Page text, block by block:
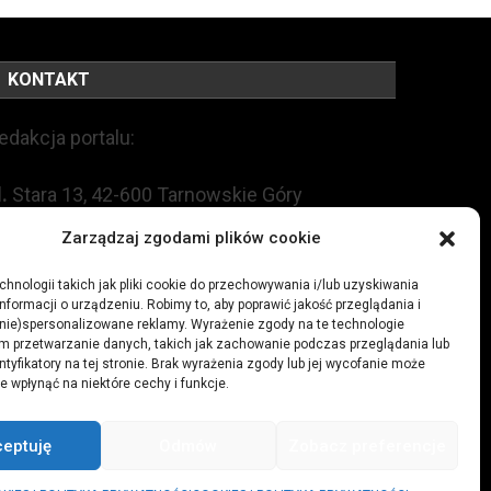
Zarządzaj zgodami plików cookie
takich jak pliki cookie do przechowywania i/lub uzyskiwania
o urządzeniu. Robimy to, aby poprawić jakość przeglądania i
reklamy. Wyrażenie zgody na te technologie
przetwarzanie danych, takich jak zachowanie podczas przeglądania lub
na tej stronie. Brak wyrażenia zgody lub jej wycofanie może
wpłynąć na niektóre cechy i funkcje.
KONTAKT
portalu:
Stara 13, 42-600 Tarnowskie Góry
+48 509 547 822
redakcja@czytamiwiem.pl
biuro@czytamiwiem.pl